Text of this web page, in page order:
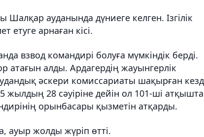
ауданында дүниеге келген. Ізгілік
етуге арнаған кісі.
взвод командирі болуға мүмкіндік берді.
атағын алды. Ардагердің жауынгерлік
әскери комиссариаты шақырған
28 сәуіріне дейін ол 101-ші
орынбасары қызметін атқарды.
ауыр жолды жүріп өтті.